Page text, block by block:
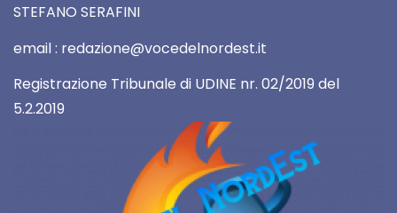
STEFANO SERAFINI
email : redazione@vocedelnordest.it
Registrazione Tribunale di UDINE nr. 02/2019 del
5.2.2019